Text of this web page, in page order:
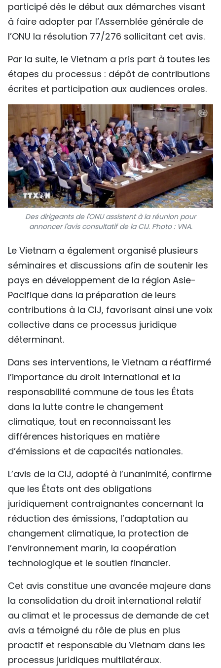
participé dès le début aux démarches visant
à faire adopter par l’Assemblée générale de
l’ONU la résolution 77/276 sollicitant cet avis.
Par la suite, le Vietnam a pris part à toutes les
étapes du processus : dépôt de contributions
écrites et participation aux audiences orales.
Des dirigeants de l'ONU assistent à la réunion pour
annoncer l'avis consultatif de la CIJ. Photo : VNA.
Le Vietnam a également organisé plusieurs
séminaires et discussions afin de soutenir les
pays en développement de la région Asie-
Pacifique dans la préparation de leurs
contributions à la CIJ, favorisant ainsi une voix
collective dans ce processus juridique
déterminant.
Dans ses interventions, le Vietnam a réaffirmé
l’importance du droit international et la
responsabilité commune de tous les États
dans la lutte contre le changement
climatique, tout en reconnaissant les
différences historiques en matière
d’émissions et de capacités nationales.
L’avis de la CIJ, adopté à l’unanimité, confirme
que les États ont des obligations
juridiquement contraignantes concernant la
réduction des émissions, l’adaptation au
changement climatique, la protection de
l’environnement marin, la coopération
technologique et le soutien financier.
Cet avis constitue une avancée majeure dans
la consolidation du droit international relatif
au climat et le processus de demande de cet
avis a témoigné du rôle de plus en plus
proactif et responsable du Vietnam dans les
processus juridiques multilatéraux.